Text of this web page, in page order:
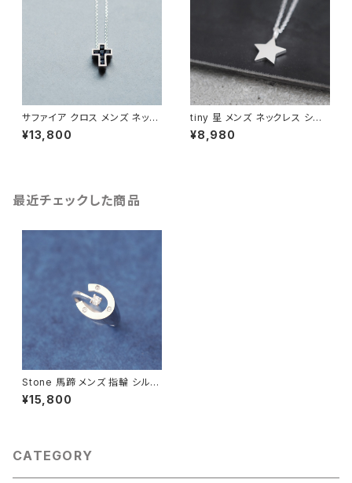
サファイア クロス メンズ ネック
レス シルバー925
¥13,800
tiny 星 メンズ ネックレス シル
バー925
¥8,980
最近チェックした商品
Stone 馬蹄 メンズ 指輪 シルバ
ー925
¥15,800
CATEGORY